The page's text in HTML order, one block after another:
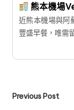
熊本機場
近熊本機場與阿
豐盛早餐，唯需
Post
Previous Post